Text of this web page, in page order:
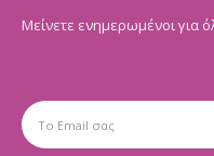
Μείνετε ενημερωμένοι για